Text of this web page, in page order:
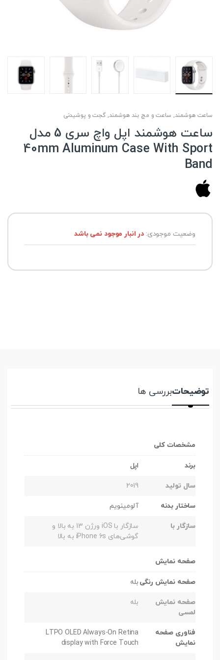
ساعت هوشمند, ساعت و مچ بند هوشمند,گجت و پوشیدنی
ساعت هوشمند اپل واچ سری 5 مدل
40mm Aluminum Case With Sport
Band
وضعیت موجودی:در انبار موجود نمی باشد
توضیحاتبررسی ها
مشخصات کلی
برند اپل
سال تولید 2019
ساختار بدنه آلومینویم
سازگار با
سازگار با iOS ورژن 13 به بالا و
گوشی‌های iPhone 6s به بالا
صفحه نمایش
صفحه نمایش رنگی بله
صفحه نمایش
لمسی
بله
فناوری صفحه
نمایش
LTPO OLED Always-On Retina
display with Force Touch